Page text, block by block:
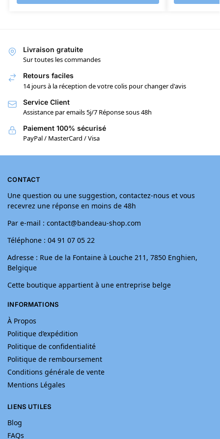
Livraison gratuite
Sur toutes les commandes
Retours faciles
14 jours à la réception de votre colis pour changer d'avis
Service Client
Assistance par emails 5j/7 Réponse sous 48h
Paiement 100% sécurisé
PayPal / MasterCard / Visa
CONTACT
Une question ou une suggestion, contactez-nous et vous
recevrez une réponse en moins de 48h
Par e-mail : contact@bandeau-shop.com
Téléphone : 04 91 07 05 22
Adresse : Rue de la Fontaine à Louche 211, 7850 Enghien,
Belgique
Cette boutique appartient à une entreprise belge
INFORMATIONS
À Propos
Politique d’expédition
Politique de confidentialité
Politique de remboursement
Conditions générale de vente
Mentions Légales
LIENS UTILES
Blog
FAQs